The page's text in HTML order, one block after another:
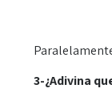
3-¿Adivina